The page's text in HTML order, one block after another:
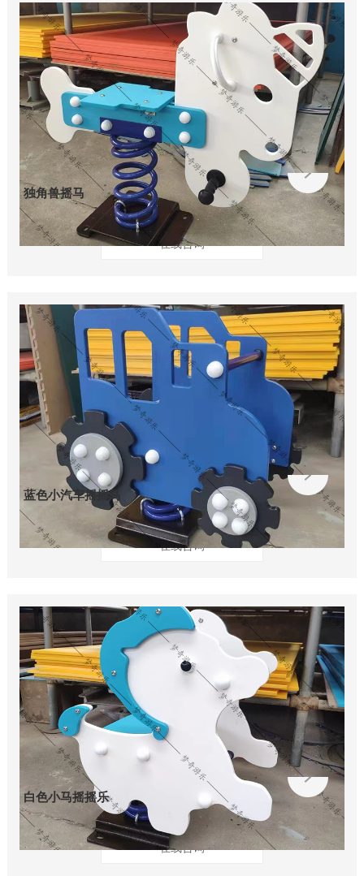
独角兽摇马
在线咨询
蓝色小汽车摇摇马
在线咨询
白色小马摇摇乐
在线咨询